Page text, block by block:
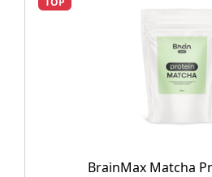
BrainMax Matcha